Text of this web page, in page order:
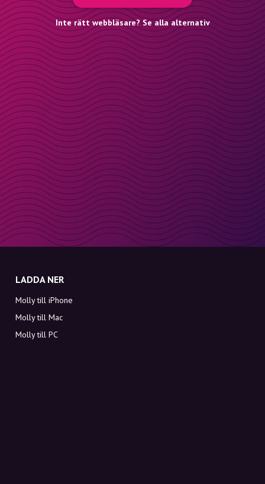
Inte rätt webbläsare? Se alla alternativ
LADDA NER
Molly till iPhone
Molly till Mac
Molly till PC